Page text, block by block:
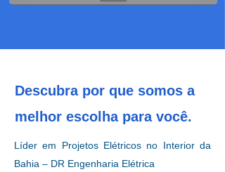
Descubra por que somos a
melhor escolha para você.
Líder em Projetos Elétricos no Interior da
Bahia – DR Engenharia Elétrica